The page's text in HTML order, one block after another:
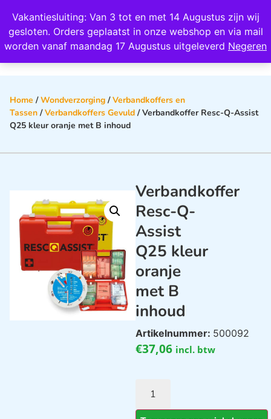
Vakantiesluiting: Van 3 tot en met 14 Augustus zijn wij
gesloten. Orders geplaatst in onze webshop en via mail
worden vanaf maandag 17 Augustus uitgeleverd Negeren
Wij scoren een 4,8 op Google
Home /Wondverzorging /Verbandkoffers en
Tassen /Verbandkoffers Gevuld / Verbandkoffer Resc-Q-Assist
Q25 kleur oranje met B inhoud
Verbandkoffer
Resc-Q-
Assist
Q25 kleur
oranje
met B
inhoud
Artikelnummer: 500092
€37,06 incl. btw